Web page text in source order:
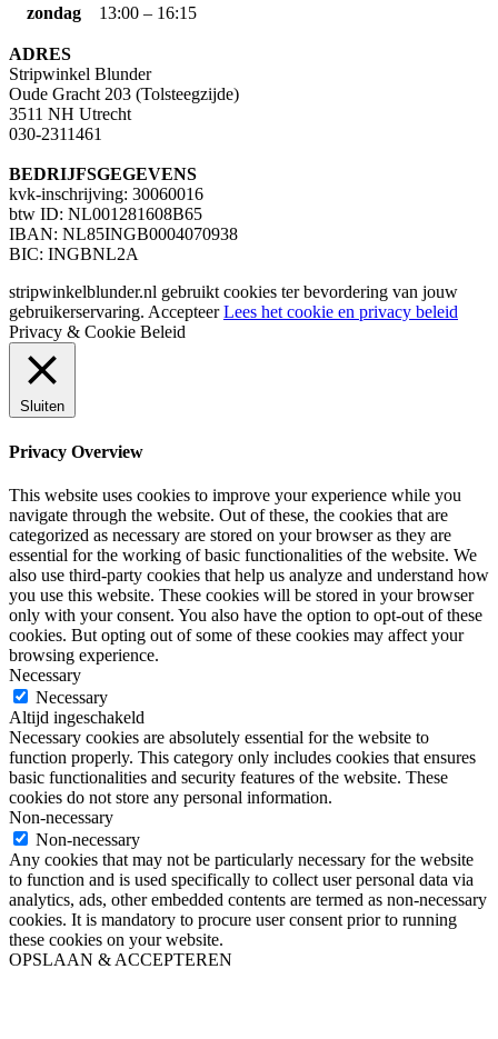
zondag
13:00 – 16:15
ADRES
Stripwinkel Blunder
Oude Gracht 203 (Tolsteegzijde)
3511 NH Utrecht
030-2311461
BEDRIJFSGEGEVENS
kvk-inschrijving: 30060016
btw ID: NL001281608B65
IBAN: NL85INGB0004070938
BIC: INGBNL2A
stripwinkelblunder.nl gebruikt cookies ter bevordering van jouw
gebruikerservaring. Accepteer Lees het cookie en privacy beleid
Privacy & Cookie Beleid
Sluiten
Privacy Overview
This website uses cookies to improve your experience while you
navigate through the website. Out of these, the cookies that are
categorized as necessary are stored on your browser as they are
essential for the working of basic functionalities of the website. We
also use third-party cookies that help us analyze and understand how
you use this website. These cookies will be stored in your browser
only with your consent. You also have the option to opt-out of these
cookies. But opting out of some of these cookies may affect your
browsing experience.
Necessary
Necessary
Altijd ingeschakeld
Necessary cookies are absolutely essential for the website to
function properly. This category only includes cookies that ensures
basic functionalities and security features of the website. These
cookies do not store any personal information.
Non-necessary
Non-necessary
Any cookies that may not be particularly necessary for the website
to function and is used specifically to collect user personal data via
analytics, ads, other embedded contents are termed as non-necessary
cookies. It is mandatory to procure user consent prior to running
these cookies on your website.
OPSLAAN & ACCEPTEREN